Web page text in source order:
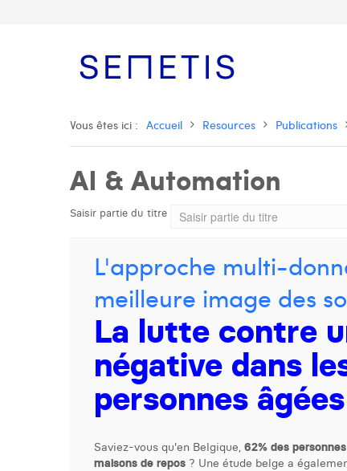
Vous êtes ici : Accueil Resources Publications
AI & Automation
Saisir partie du titre
L'approche multi-
meilleure image des
La lutte contre
négative dans
personnes âgées
Saviez-vous qu'en Belgique, 62% des
maisons de repos ? Une étude belge a